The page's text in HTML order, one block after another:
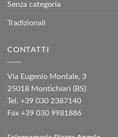
Senza categoria
Tradizionali
CONTATTI
Via Eugenio Montale, 3
25018 Montichiari (BS)
Tel. +39 030 2387140
Fax +39 030 9981886